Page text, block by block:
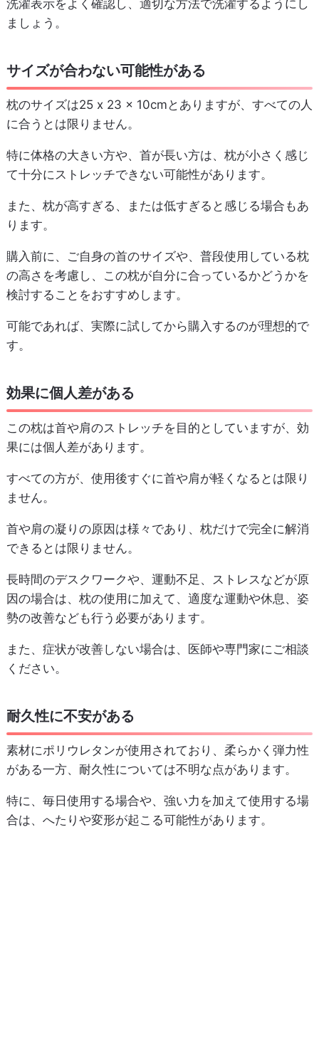
洗濯表示をよく確認し、適切な方法で洗濯するようにし
ましょう。
サイズが合わない可能性がある
枕のサイズは25 x 23 x 10cmとありますが、すべての人
に合うとは限りません。
特に体格の大きい方や、首が長い方は、枕が小さく感じ
て十分にストレッチできない可能性があります。
また、枕が高すぎる、または低すぎると感じる場合もあ
ります。
購入前に、ご自身の首のサイズや、普段使用している枕
の高さを考慮し、この枕が自分に合っているかどうかを
検討することをおすすめします。
可能であれば、実際に試してから購入するのが理想的で
す。
効果に個人差がある
この枕は首や肩のストレッチを目的としていますが、効
果には個人差があります。
すべての方が、使用後すぐに首や肩が軽くなるとは限り
ません。
首や肩の凝りの原因は様々であり、枕だけで完全に解消
できるとは限りません。
長時間のデスクワークや、運動不足、ストレスなどが原
因の場合は、枕の使用に加えて、適度な運動や休息、姿
勢の改善なども行う必要があります。
また、症状が改善しない場合は、医師や専門家にご相談
ください。
耐久性に不安がある
素材にポリウレタンが使用されており、柔らかく弾力性
がある一方、耐久性については不明な点があります。
特に、毎日使用する場合や、強い力を加えて使用する場
合は、へたりや変形が起こる可能性があります。